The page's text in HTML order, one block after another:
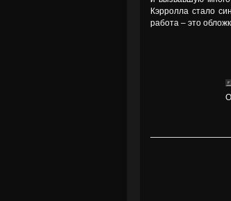
Кэрролла стало
работа – это